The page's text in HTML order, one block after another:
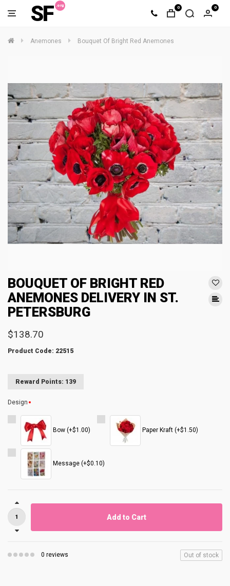
SF 0 0
Anemones Bouquet Of Bright Red Anemones
BOUQUET OF BRIGHT RED
ANEMONES DELIVERY IN ST.
PETERSBURG
$138.70
Product Code: 22515
Reward Points: 139
Design
Bow (+$1.00) Paper Kraft (+$1.50)
Message (+$0.10)
Add to Cart
0 reviews Out of stock